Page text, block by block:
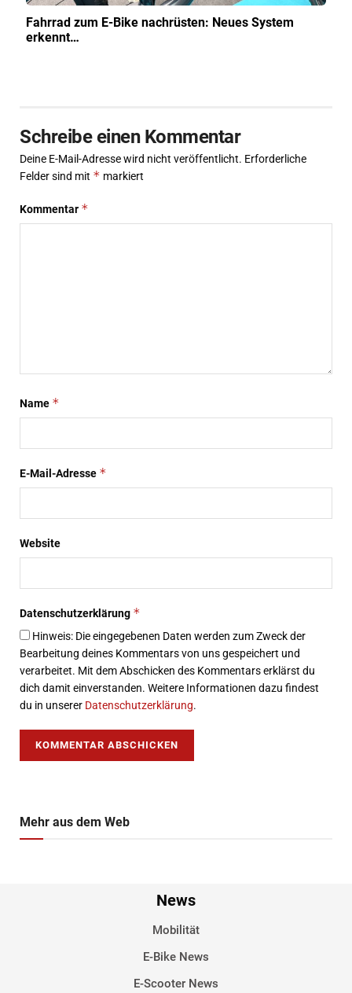
Fahrrad zum E-Bike nachrüsten: Neues System
erkennt…
Schreibe einen Kommentar
Deine E-Mail-Adresse wird nicht veröffentlicht. Erforderliche
Felder sind mit * markiert
Kommentar *
Name *
E-Mail-Adresse *
Website
Datenschutzerklärung *
Hinweis: Die eingegebenen Daten werden zum Zweck der
Bearbeitung deines Kommentars von uns gespeichert und
verarbeitet. Mit dem Abschicken des Kommentars erklärst du
dich damit einverstanden. Weitere Informationen dazu findest
du in unserer Datenschutzerklärung.
Mehr aus dem Web
News
Mobilität
E-Bike News
E-Scooter News